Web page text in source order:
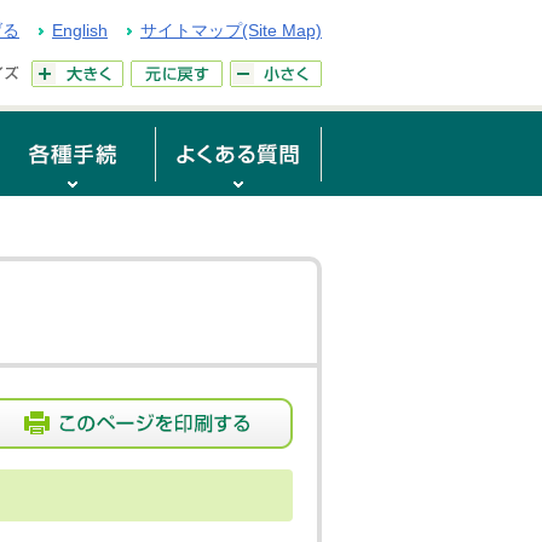
English サイトマップ(Site Map)